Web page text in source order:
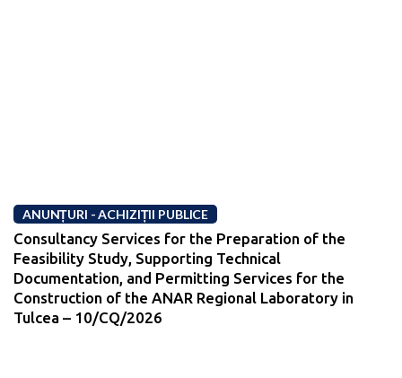
ANUNȚURI - ACHIZIȚII PUBLICE
Consultancy Services for the Preparation of the
Feasibility Study, Supporting Technical
Documentation, and Permitting Services for the
Construction of the ANAR Regional Laboratory in
Tulcea – 10/CQ/2026